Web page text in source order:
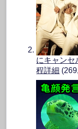
にキャンセ
程詳細